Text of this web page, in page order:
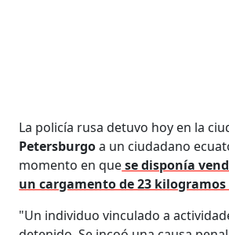
La policía rusa detuvo hoy en la
Petersburgoa un ciudadano
momento en quese disponía
un cargamento de 23 kilogramos
"Un individuo vinculado a